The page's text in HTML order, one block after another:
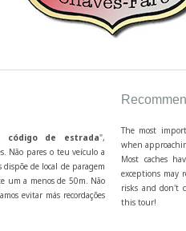
código de estrada",
Não pares o teu veículo a
de local de paragem
um a menos de 50m. Não
evitar más recordações
The most
when
Most caches
exceptions
risks and don't
this tour!